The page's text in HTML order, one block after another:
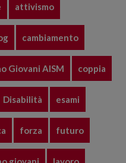
attivismo
cambiamento
Giovani AISM coppia
Disabilità esami
forza futuro